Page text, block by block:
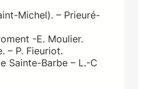
Michel). – Prieuré-
-E. Moulier.
– P. Fieuriot.
Sainte-Barbe – L.-C